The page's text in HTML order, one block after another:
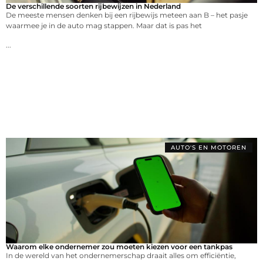
De verschillende soorten rijbewijzen in Nederland
De meeste mensen denken bij een rijbewijs meteen aan B – het pasje
waarmee je in de auto mag stappen. Maar dat is pas het
AUTO'S EN MOTOREN
Waarom elke ondernemer zou moeten kiezen voor een tankpas
In de wereld van het ondernemerschap draait alles om efficiëntie,